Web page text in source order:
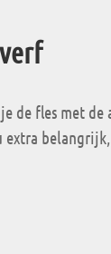
de fles met
extra